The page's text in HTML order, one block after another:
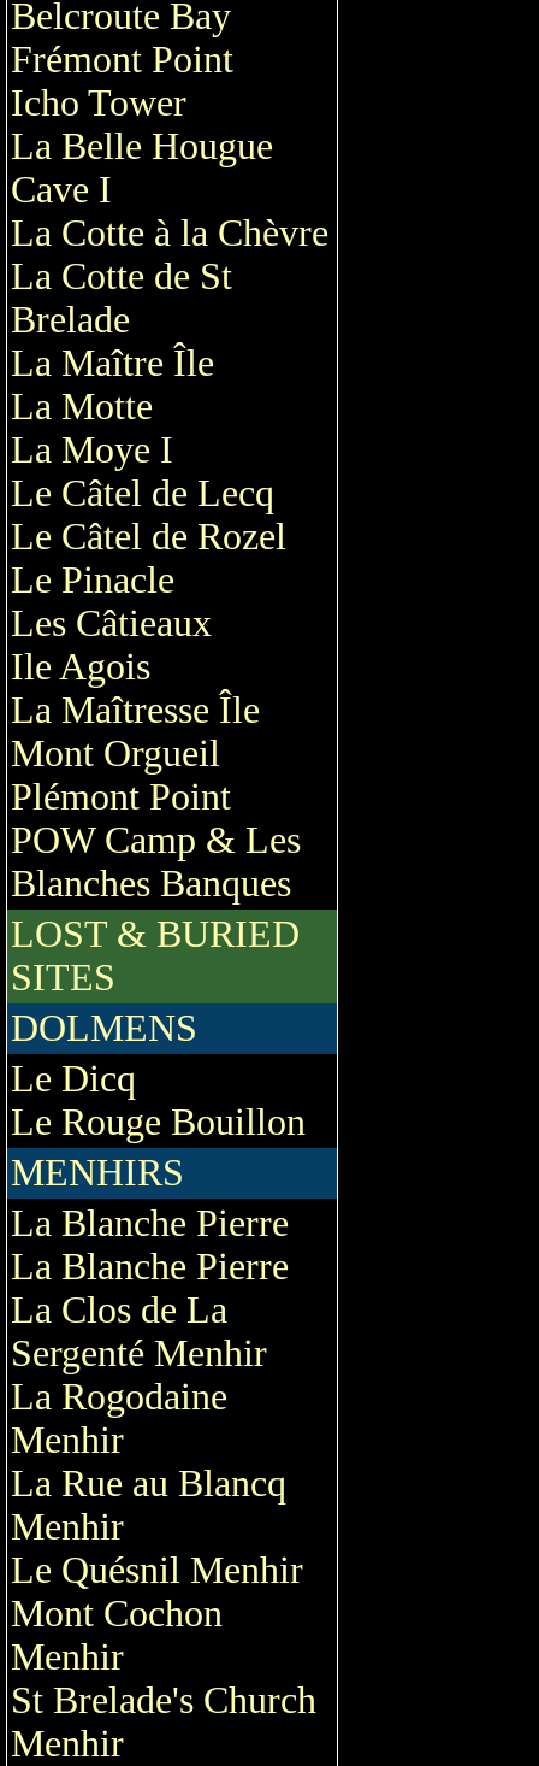
Belcroute Bay
Frémont Point
Icho Tower
La Belle Hougue
Cave I
La Cotte à la Chèvre
La Cotte de St
Brelade
La Maître Île
La Motte
La Moye I
Le Câtel de Lecq
Le Câtel de Rozel
Le Pinacle
Les Câtieaux
Ile Agois
La Maîtresse Île
Mont Orgueil
Plémont Point
POW Camp & Les
Blanches Banques
LOST & BURIED
SITES
DOLMENS
Le Dicq
Le Rouge Bouillon
MENHIRS
La Blanche Pierre
La Blanche Pierre
La Clos de La
Sergenté Menhir
La Rogodaine
Menhir
La Rue au Blancq
Menhir
Le Quésnil Menhir
Mont Cochon
Menhir
St Brelade's Church
Menhir